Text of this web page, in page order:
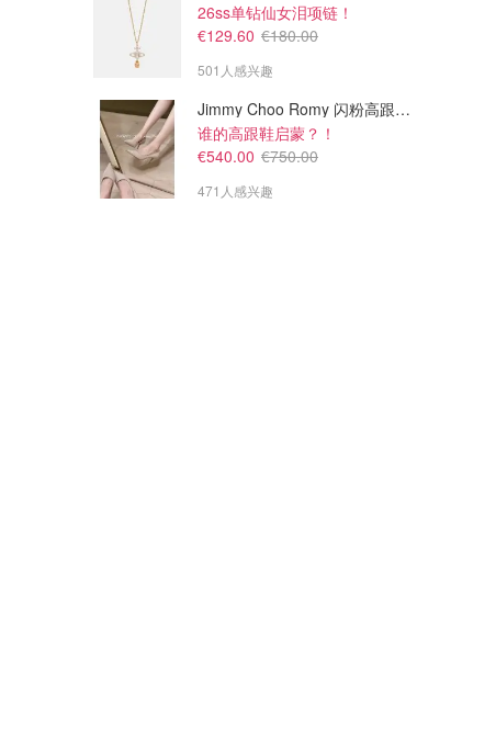
26ss单钻仙女泪项链！
€129.60 €180.00
501人感兴趣
Jimmy Choo Romy 闪粉高跟鞋 米金色
谁的高跟鞋启蒙？！
€540.00 €750.00
471人感兴趣